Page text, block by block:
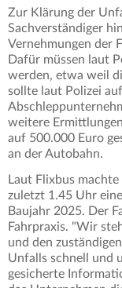
Zur Klärung der
Sachverständiger
Vernehmungen der
Dafür müssen laut
werden, etwa weil
sollte laut Polizei
weitere
auf 500.000 Euro
an der Autobahn.
Laut Flixbus
zuletzt 1.45 Uhr
Baujahr 2025. Der
Fahrpraxis. "Wir
und den
Unfalls schnell und
gesicherte